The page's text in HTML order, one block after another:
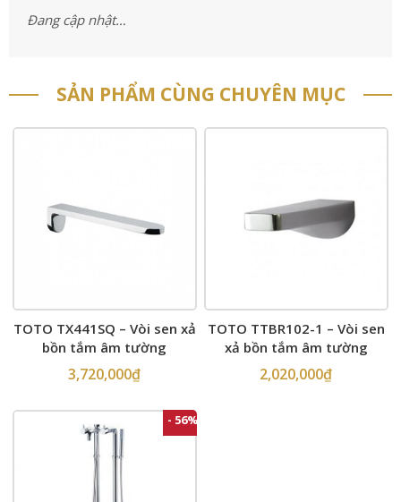
Đang cập nhật…
SẢN PHẨM CÙNG CHUYÊN MỤC
TOTO TX441SQ – Vòi sen xả
bồn tắm âm tường
3,720,000₫
TOTO TTBR102-1 – Vòi sen
xả bồn tắm âm tường
2,020,000₫
- 56%